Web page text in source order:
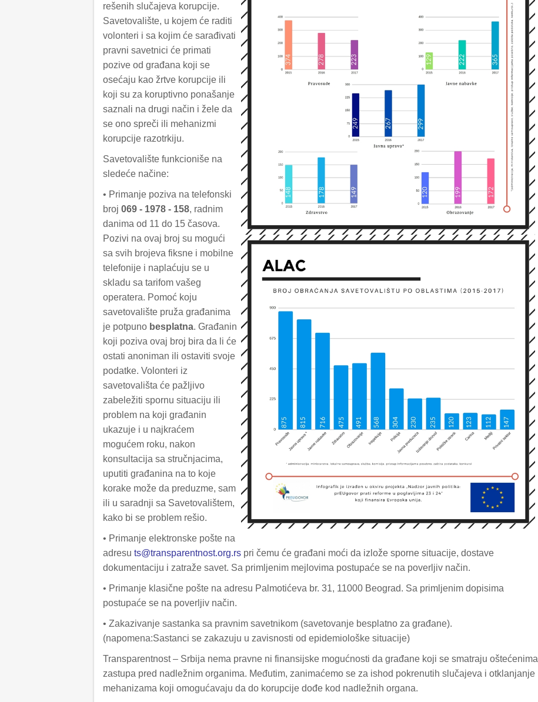
rešenih slučajeva korupcije.
Savetovalište, u kojem će raditi
volonteri i sa kojim će sarađivati
pravni savetnici će primati
pozive od građana koji se
osećaju kao žrtve korupcije ili
koji su za koruptivno ponašanje
saznali na drugi način i žele da
se ono spreči ili mehanizmi
korupcije razotrkiju.
Savetovalište funkcioniše na
sledeće načine:
• Primanje poziva na telefonski
broj 069 - 1978 - 158, radnim
danima od 11 do 15 časova.
Pozivi na ovaj broj su mogući
sa svih brojeva fiksne i mobilne
telefonije i naplaćuju se u
skladu sa tarifom vašeg
operatera. Pomoć koju
savetovalište pruža građanima
je potpuno besplatna. Građanin
koji poziva ovaj broj bira da li će
ostati anoniman ili ostaviti svoje
podatke. Volonteri iz
savetovališta će pažljivo
zabeležiti spornu situaciju ili
problem na koji građanin
ukazuje i u najkraćem
mogućem roku, nakon
konsultacija sa stručnjacima,
uputiti građanina na to koje
korake može da preduzme, sam
ili u saradnji sa Savetovalištem,
kako bi se problem rešio.
• Primanje elektronske pošte na
adresu ts@transparentnost.org.rs pri čemu će građani moći da izlože sporne situacije, dostave
dokumentaciju i zatraže savet. Sa primljenim mejlovima postupaće se na poverljiv način.
• Primanje klasične pošte na adresu Palmotićeva br. 31, 11000 Beograd. Sa primljenim dopisima
postupaće se na poverljiv način.
• Zakazivanje sastanka sa pravnim savetnikom (savetovanje besplatno za građane).
(napomena:Sastanci se zakazuju u zavisnosti od epidemiološke situacije)
Transparentnost – Srbija nema pravne ni finansijske mogućnosti da građane koji se smatraju oštećenima
zastupa pred nadležnim organima. Međutim, zanimaćemo se za ishod pokrenutih slučajeva i otklanjanje
mehanizama koji omogućavaju da do korupcije dođe kod nadležnih organa.